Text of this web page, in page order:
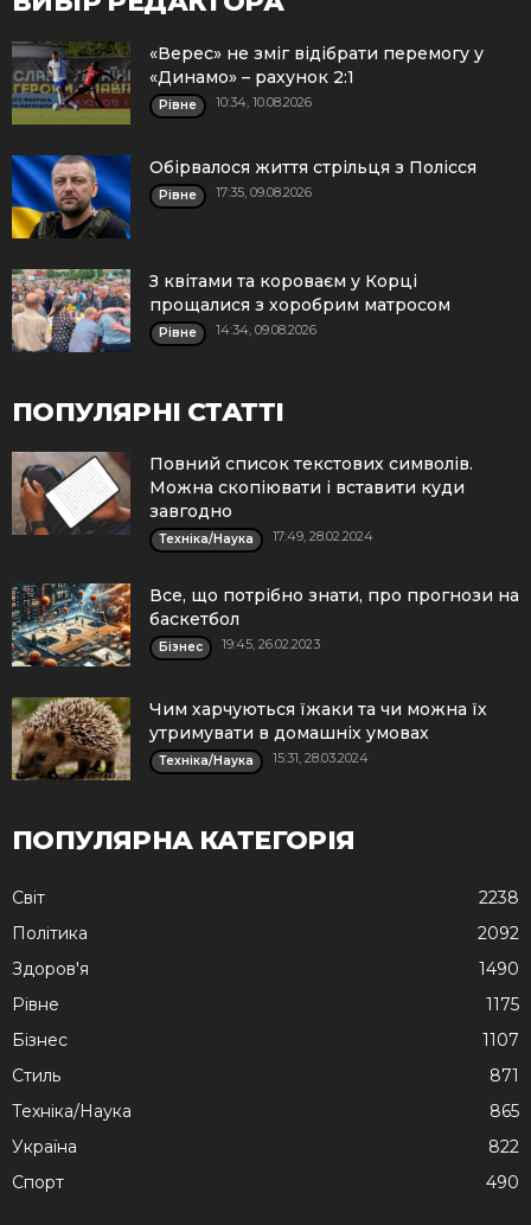
«Верес» не зміг відібрати перемогу у
«Динамо» – рахунок 2:1
Рівне 10:34, 10.08.2026
Обірвалося життя стрільця з Полісся
Рівне 17:35, 09.08.2026
З квітами та короваєм у Корці
прощалися з хоробрим матросом
Рівне 14:34, 09.08.2026
ПОПУЛЯРНІ СТАТТІ
Повний список текстових символів.
Можна скопіювати і вставити куди
завгодно
Техніка/Наука 17:49, 28.02.2024
Все, що потрібно знати, про прогнози на
баскетбол
Бізнес 19:45, 26.02.2023
Чим харчуються їжаки та чи можна їх
утримувати в домашніх умовах
Техніка/Наука 15:31, 28.03.2024
ПОПУЛЯРНА КАТЕГОРІЯ
Cвіт
2238
Політика
2092
Здоров'я
1490
Рівне
1175
Бізнес
1107
Стиль
871
Техніка/Наука
865
Україна
822
Спорт
490